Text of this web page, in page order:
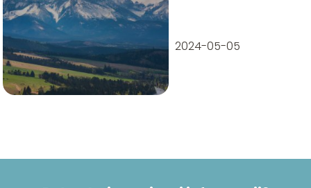
2024-05-05